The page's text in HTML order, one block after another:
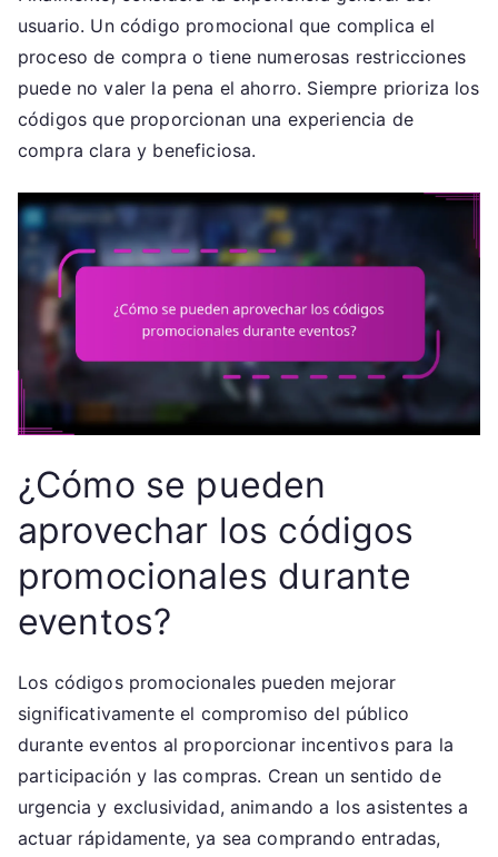
usuario. Un código promocional que complica el
proceso de compra o tiene numerosas restricciones
puede no valer la pena el ahorro. Siempre prioriza los
códigos que proporcionan una experiencia de
compra clara y beneficiosa.
¿Cómo se pueden
aprovechar los códigos
promocionales durante
eventos?
Los códigos promocionales pueden mejorar
significativamente el compromiso del público
durante eventos al proporcionar incentivos para la
participación y las compras. Crean un sentido de
urgencia y exclusividad, animando a los asistentes a
actuar rápidamente, ya sea comprando entradas,